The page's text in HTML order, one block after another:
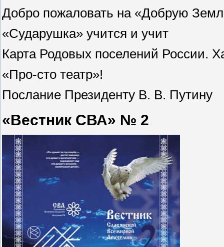
Добро пожаловать на «Добрую
«Сударушка» учится и учит
Карта Родовых поселений России.
«Про-сто театр»!
Послание Президенту В. В. Путину
«Вестник СВА» № 2